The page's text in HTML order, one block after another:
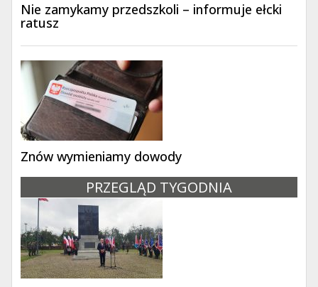
Nie zamykamy przedszkoli – informuje ełcki
ratusz
Znów wymieniamy dowody
PRZEGLĄD TYGODNIA